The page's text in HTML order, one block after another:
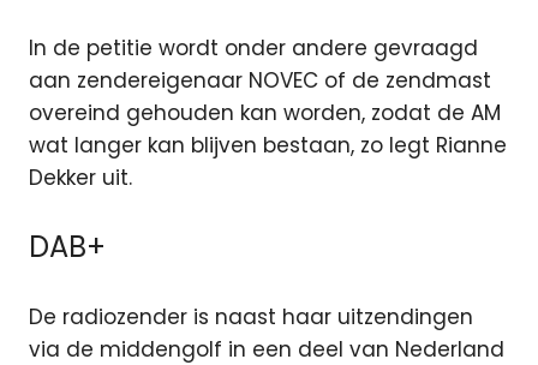
In de petitie wordt onder andere gevraagd
aan zendereigenaar NOVEC of de zendmast
overeind gehouden kan worden, zodat de AM
wat langer kan blijven bestaan, zo legt Rianne
Dekker uit.
DAB+
De radiozender is naast haar uitzendingen
via de middengolf in een deel van Nederland